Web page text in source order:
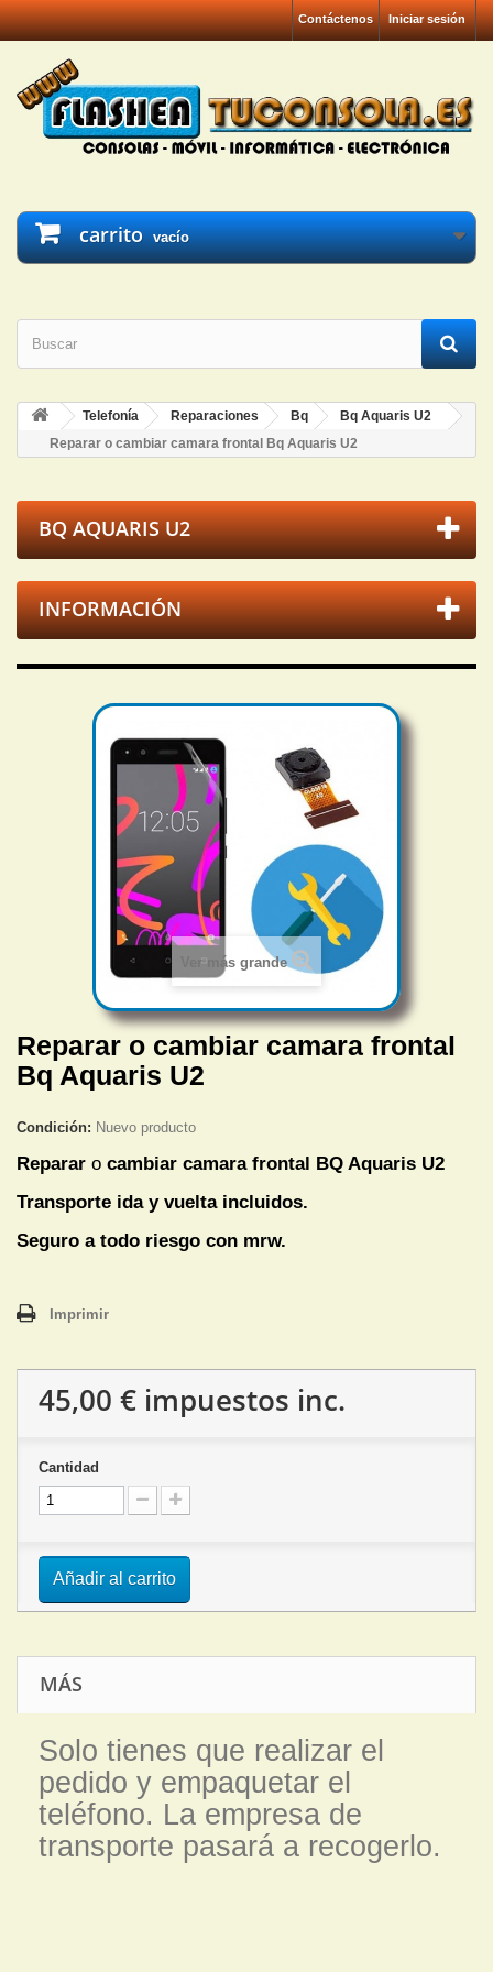
Iniciar sesión
Contáctenos
carrito vacío
Telefonía Reparaciones Bq
Bq Aquaris U2
Reparar o cambiar camara frontal Bq Aquaris U2
BQ AQUARIS U2
INFORMACIÓN
Ver más grande
Reparar o cambiar camara frontal
Bq Aquaris U2
Condición: Nuevo producto
Reparar o cambiar camara frontal
BQ Aquaris U2
Transporte ida y vuelta incluidos.
Seguro a todo riesgo con mrw.
Imprimir
45,00 € impuestos inc.
Cantidad
Añadir al carrito
MÁS
Solo tienes que realizar el
pedido y empaquetar el
teléfono. La empresa de
transporte pasará a recogerlo.